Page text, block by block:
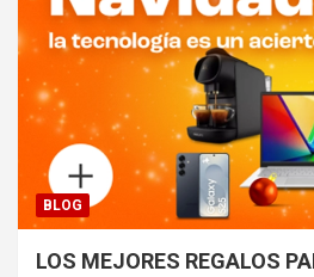
BLOG
LOS MEJORES REGALOS